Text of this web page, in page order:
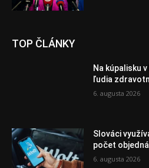
TOP ČLÁNKY
Na kúpalisku
ľudia
6. augusta 2026
Slováci
počet
6. augusta 2026